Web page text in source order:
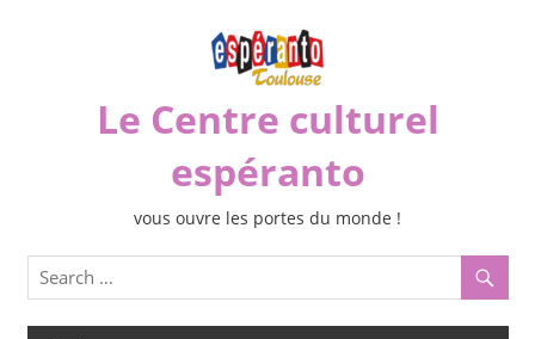
Le Centre culturel
espéranto
vous ouvre les portes du monde !